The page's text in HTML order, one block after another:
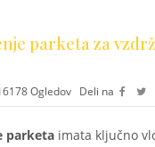
parketa za
Ogledov Deli na
parketa imata ključno